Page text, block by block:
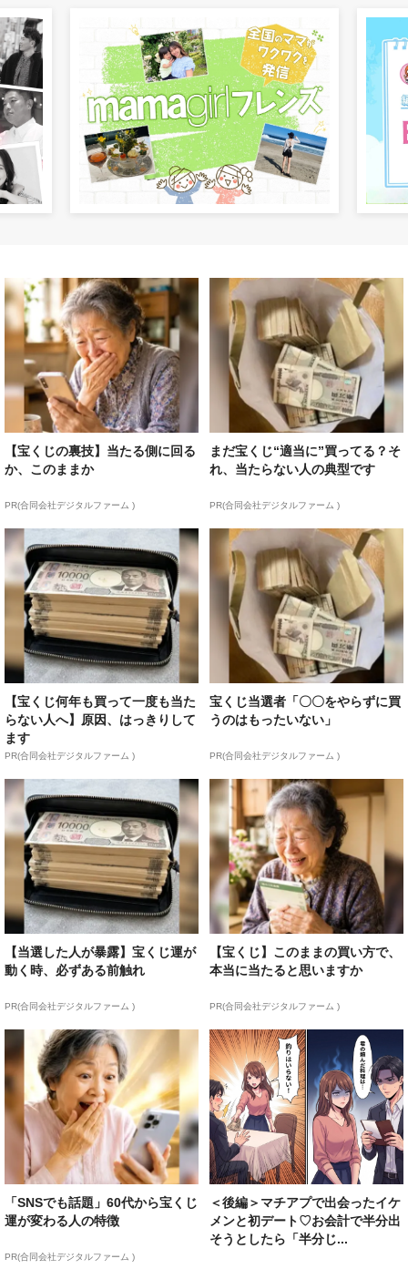
【宝くじの裏技】当たる側に回る
か、このままか
PR(合同会社デジタルファーム )
まだ宝くじ“適当に”買ってる？そ
れ、当たらない人の典型です
PR(合同会社デジタルファーム )
【宝くじ何年も買って一度も当た
らない人へ】原因、はっきりして
ます
PR(合同会社デジタルファーム )
宝くじ当選者「〇〇をやらずに買
うのはもったいない」
PR(合同会社デジタルファーム )
【当選した人が暴露】宝くじ運が
動く時、必ずある前触れ
PR(合同会社デジタルファーム )
【宝くじ】このままの買い方で、
本当に当たると思いますか
PR(合同会社デジタルファーム )
「SNSでも話題」60代から宝くじ
運が変わる人の特徴
PR(合同会社デジタルファーム )
＜後編＞マチアプで出会ったイケ
メンと初デート♡お会計で半分出
そうとしたら「半分じ...